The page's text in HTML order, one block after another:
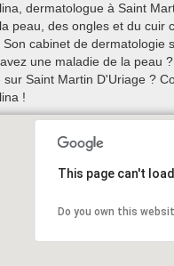
dermatologue à Saint
peau, des ongles et du cuir
cabinet de dermatologie
une maladie de la peau
Saint Martin D'Uriage ?
!
This page can't
Do you own this